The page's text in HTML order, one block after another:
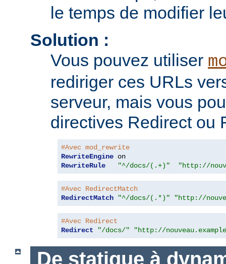
le temps de modifier
Solution :
Vous pouvez utiliser
rediriger ces URLs
serveur, mais vous
directives Redirect ou
#Avec mod_rewrite
RewriteEngine
RewriteRule
"^/docs/(.+)" "http://
#Avec RedirectMatch
RedirectMatch
"^/docs/(.*)" "http://
#Avec Redirect
Redirect
"/docs/" "http://
De statique à